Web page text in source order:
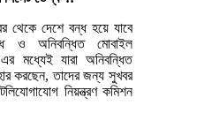
থেকে দেশে বন্ধ হয়ে যাবে
ও অনিবন্ধিত মোবাইল
মধ্যেই যারা অনিবন্ধিত
করছেন, তাদের জন্য সুখবর
নিয়ন্ত্রণ কমিশন